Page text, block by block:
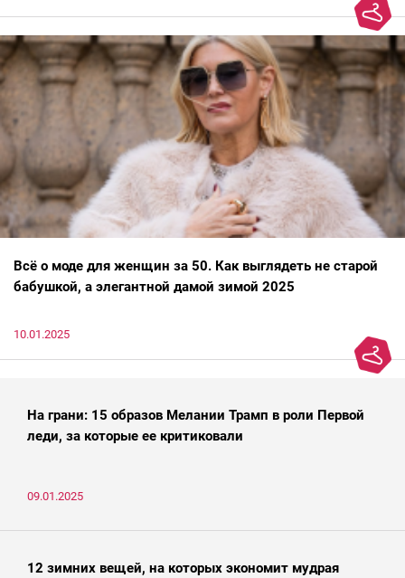
Всё о моде для женщин за 50. Как выглядеть не старой
бабушкой, а элегантной дамой зимой 2025
10.01.2025
На грани: 15 образов Мелании Трамп в роли Первой
леди, за которые ее критиковали
09.01.2025
12 зимних вещей, на которых экономит мудрая